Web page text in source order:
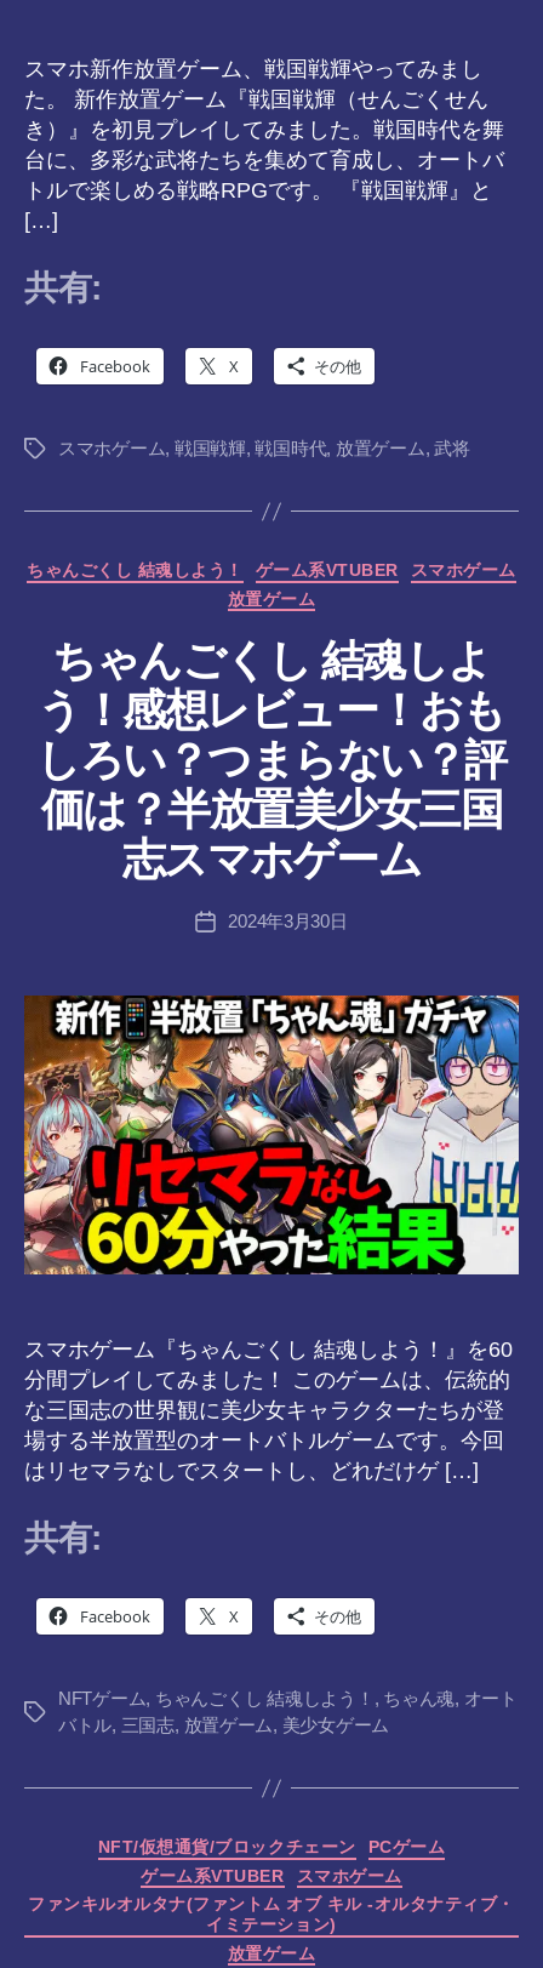
スマホ新作放置ゲーム、戦国戦輝やってみまし
た。 新作放置ゲーム『戦国戦輝（せんごくせん
き）』を初見プレイしてみました。戦国時代を舞
台に、多彩な武将たちを集めて育成し、オートバ
トルで楽しめる戦略RPGです。 『戦国戦輝』と
[…]
共有:
Facebook X その他
タ
スマホゲーム, 戦国戦輝,戦国時代, 放置ゲーム,武将
カ
テ
リ
ー
ちゃんごくし 結魂しよう！ ゲーム系VTUBER
スマホゲーム
放置ゲーム
ちゃんごくし 結魂しよ
う！感想レビュー！おも
しろい？つまらない？評
価は？半放置美少女三国
志スマホゲーム
投
稿
作
成
者
:
a
8-
vr
投
2024年3月30日
スマホゲーム『ちゃんごくし 結魂しよう！』を60
分間プレイしてみました！ このゲームは、伝統的
な三国志の世界観に美少女キャラクターたちが登
場する半放置型のオートバトルゲームです。今回
はリセマラなしでスタートし、どれだけゲ […]
共有:
Facebook X その他
タ
NFTゲーム, ちゃんごくし 結魂しよう！ , ちゃん魂, オート
バトル, 三国志, 放置ゲーム, 美少女ゲーム
カ
テ
ゴ
リ
ー
NFT/仮想通貨/ブロックチェーン
PCゲーム
ゲーム系VTUBER
スマホゲーム
ファンキルオルタナ(ファントム オブ キル -オルタナティブ・
イミテーション)
放置ゲーム